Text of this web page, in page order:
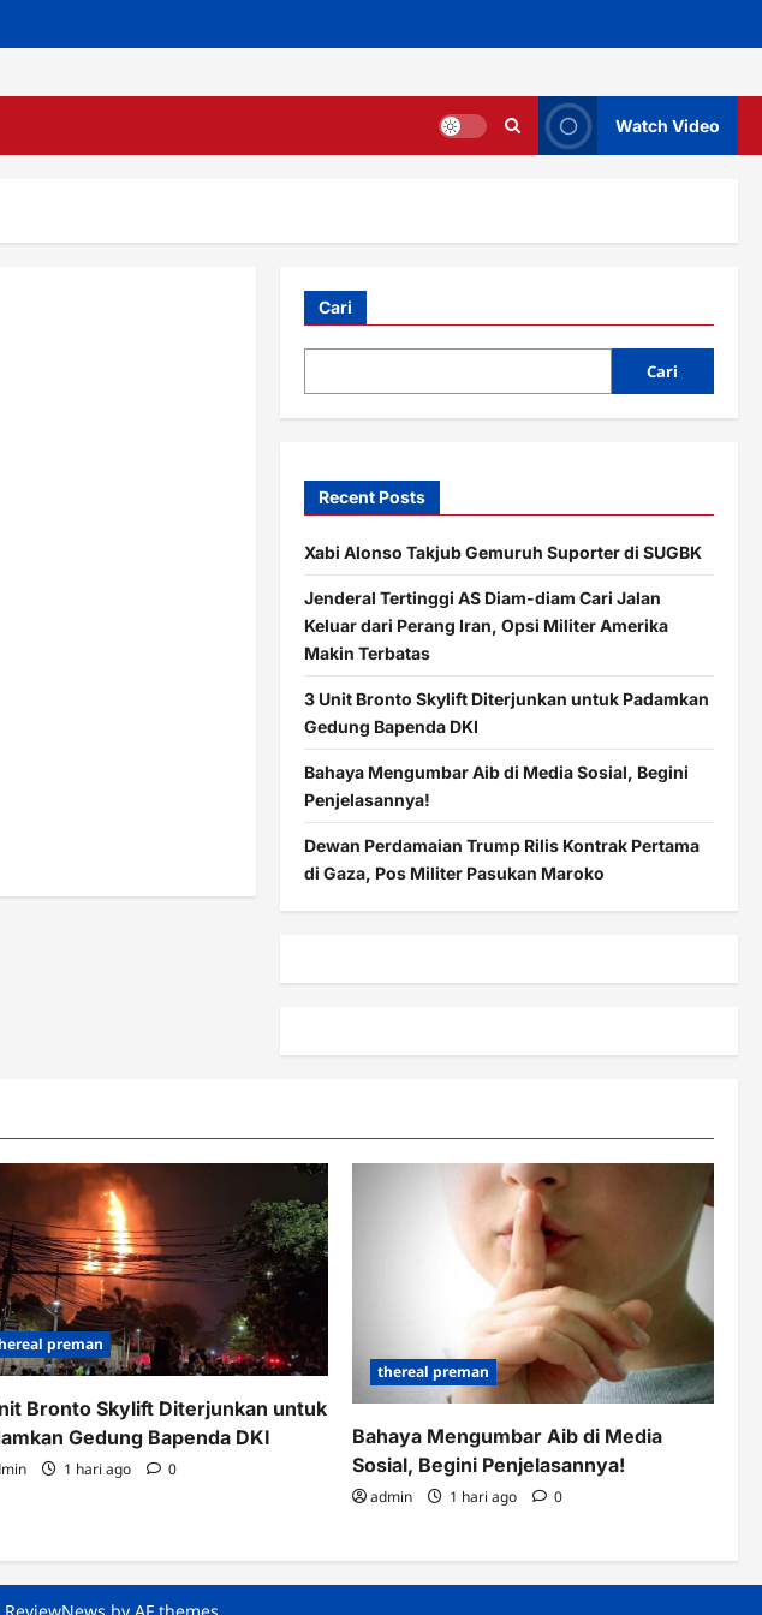
Watch Video
Cari
Cari
Recent Posts
Xabi Alonso Takjub Gemuruh Suporter di SUGBK
Jenderal Tertinggi AS Diam-diam Cari Jalan
Keluar dari Perang Iran, Opsi Militer Amerika
Makin Terbatas
3 Unit Bronto Skylift Diterjunkan untuk Padamkan
Gedung Bapenda DKI
Bahaya Mengumbar Aib di Media Sosial, Begini
Penjelasannya!
Dewan Perdamaian Trump Rilis Kontrak Pertama
di Gaza, Pos Militer Pasukan Maroko
preman
Bronto Skylift Diterjunkan untuk
Gedung Bapenda DKI
1 hari ago 0
thereal preman
Bahaya Mengumbar Aib di Media
Sosial, Begini Penjelasannya!
admin 1 hari ago 0